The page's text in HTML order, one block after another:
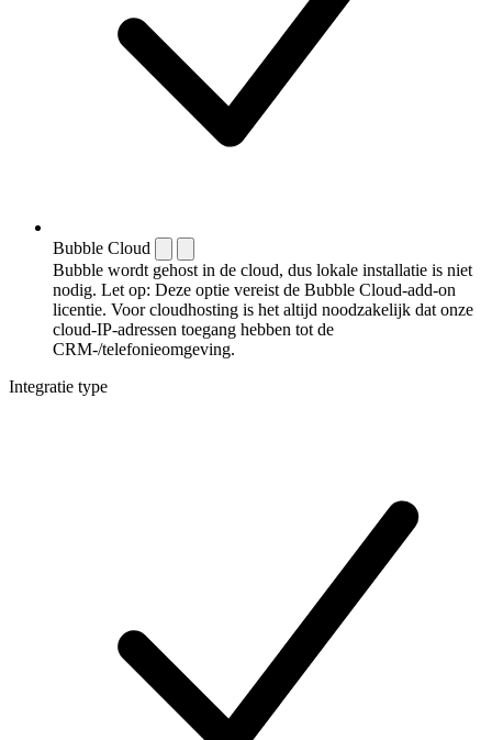
Bubble Cloud
Bubble wordt gehost in de cloud, dus lokale installatie is niet
nodig. Let op: Deze optie vereist de Bubble Cloud-add-on
licentie. Voor cloudhosting is het altijd noodzakelijk dat onze
cloud-IP-adressen toegang hebben tot de
CRM-/telefonieomgeving.
Integratie type